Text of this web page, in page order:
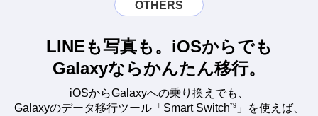
OTHERS
LINEも写真も。iOSからでも
Galaxyならかんたん移行。
iOSからGalaxyへの乗り換えでも、
Galaxyのデータ移行ツール「Smart Switch*9」を使えば、